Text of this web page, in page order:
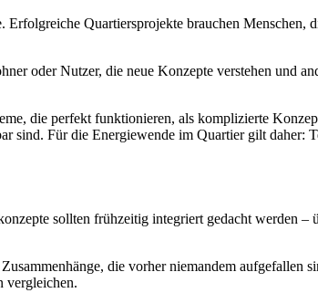
Quartiersprojekte brauchen Menschen,
oder Nutzer, die neue Konzepte verstehen und
die perfekt funktionieren, als komplizierte
sind. Für die Energiewende im Quartier gilt daher:
sollten frühzeitig integriert gedacht werden
die vorher niemandem aufgefallen
vergleichen.